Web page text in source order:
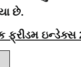
છે.
ફ્રીડમ ઇન્ડેક્સ